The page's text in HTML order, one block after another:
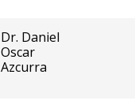
Dr. Daniel
Oscar
Azcurra